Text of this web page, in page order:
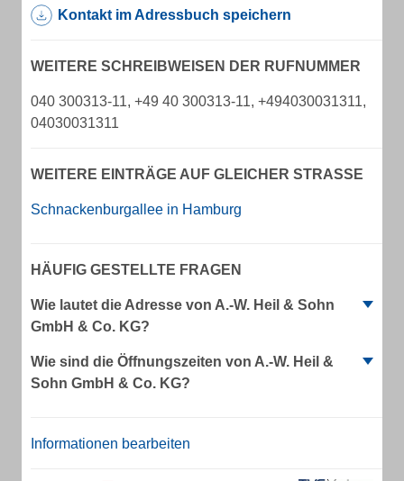
Kontakt im Adressbuch speichern
WEITERE SCHREIBWEISEN DER RUFNUMMER
040 300313-11, +49 40 300313-11, +494030031311,
04030031311
WEITERE EINTRÄGE AUF GLEICHER STRASSE
Schnackenburgallee in Hamburg
HÄUFIG GESTELLTE FRAGEN
Wie lautet die Adresse von A.-W. Heil & Sohn
GmbH & Co. KG?
Wie sind die Öffnungszeiten von A.-W. Heil &
Sohn GmbH & Co. KG?
Informationen bearbeiten